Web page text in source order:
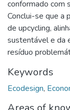
conformado com
Conclui-se que a
de upcycling,
sustentável e da
resíduo
Keywords
Ecodesign,